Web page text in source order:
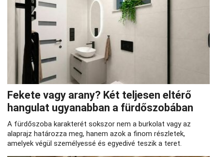
Fekete vagy arany? Két teljesen eltérő
hangulat ugyanabban a fürdőszobában
A fürdőszoba karakterét sokszor nem a burkolat vagy az
alaprajz határozza meg, hanem azok a finom részletek,
amelyek végül személyessé és egyedivé teszik a teret.